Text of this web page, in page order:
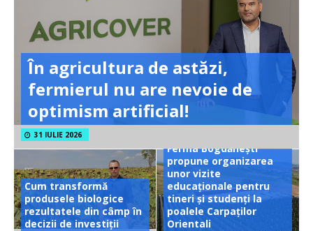
În agricultura de astăzi,
fermierul nu are nevoie de
optimism artificial!
31 IULIE 2026
Cum transformă
produsele biologice
rezultatele din câmp în
decizii de investiții
Ferma Bogdănești
propune organizarea
unor vizite
educaționale pentru
tineri și studenți la
poalele Carpaților
Orientali